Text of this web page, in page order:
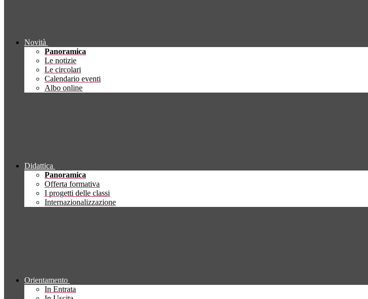
Novità
Panoramica
Le notizie
Le circolari
Calendario eventi
Albo online
Didattica
Panoramica
Offerta formativa
I progetti delle classi
Internazionalizzazione
Orientamento
In Entrata